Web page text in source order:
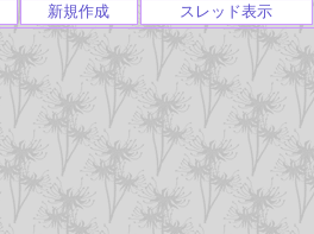
新規作成 スレッド表示